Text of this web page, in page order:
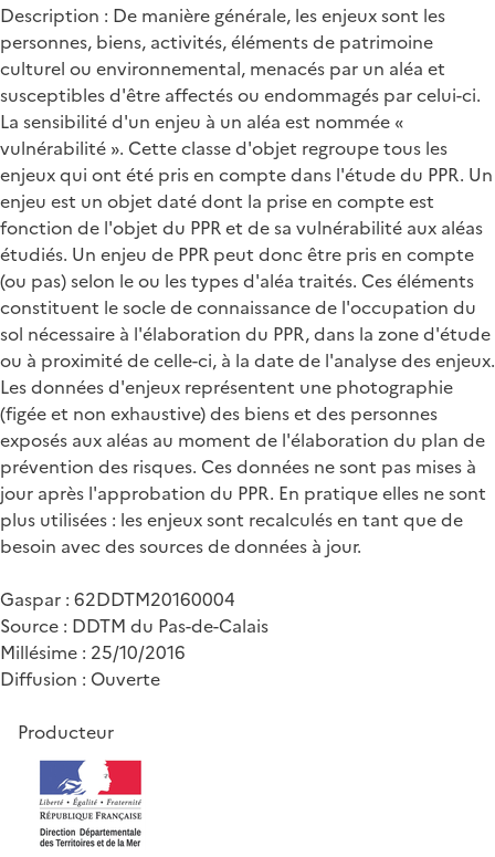
Description : De manière générale, les enjeux sont les
personnes, biens, activités, éléments de patrimoine
culturel ou environnemental, menacés par un aléa et
susceptibles d'être affectés ou endommagés par celui-ci.
La sensibilité d'un enjeu à un aléa est nommée «
vulnérabilité ». Cette classe d'objet regroupe tous les
enjeux qui ont été pris en compte dans l'étude du PPR. Un
enjeu est un objet daté dont la prise en compte est
fonction de l'objet du PPR et de sa vulnérabilité aux aléas
étudiés. Un enjeu de PPR peut donc être pris en compte
(ou pas) selon le ou les types d'aléa traités. Ces éléments
constituent le socle de connaissance de l'occupation du
sol nécessaire à l'élaboration du PPR, dans la zone d'étude
ou à proximité de celle-ci, à la date de l'analyse des enjeux.
Les données d'enjeux représentent une photographie
(figée et non exhaustive) des biens et des personnes
exposés aux aléas au moment de l'élaboration du plan de
prévention des risques. Ces données ne sont pas mises à
jour après l'approbation du PPR. En pratique elles ne sont
plus utilisées : les enjeux sont recalculés en tant que de
besoin avec des sources de données à jour.
Gaspar : 62DDTM20160004
Source : DDTM du Pas-de-Calais
Millésime : 25/10/2016
Diffusion : Ouverte
Producteur